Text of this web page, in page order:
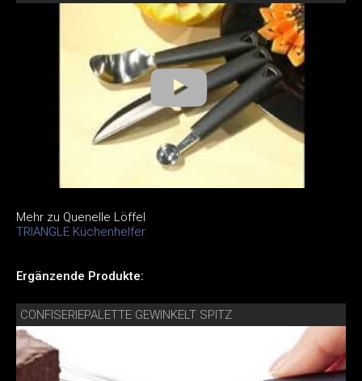
Mehr zu Quenelle Löffel
TRIANGLE Küchenhelfer
Ergänzende Produkte:
CONFISERIEPALETTE GEWINKELT SPITZ